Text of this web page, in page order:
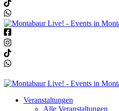
Veranstaltungen
Alle Veranstaltungen